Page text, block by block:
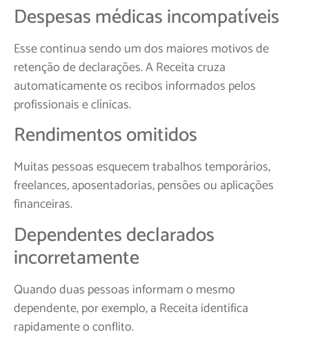
Despesas médicas incompatíveis
Esse continua sendo um dos maiores motivos de
retenção de declarações. A Receita cruza
automaticamente os recibos informados pelos
profissionais e clínicas.
Rendimentos omitidos
Muitas pessoas esquecem trabalhos temporários,
freelances, aposentadorias, pensões ou aplicações
financeiras.
Dependentes declarados
incorretamente
Quando duas pessoas informam o mesmo
dependente, por exemplo, a Receita identifica
rapidamente o conflito.